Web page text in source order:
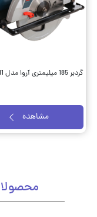
گردبر 185 میلیمتری آروا مدل 5411
مشاهده